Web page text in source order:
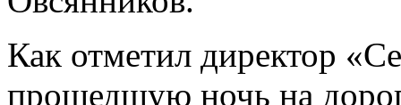
Как отметил директор
прошедшую ночь на